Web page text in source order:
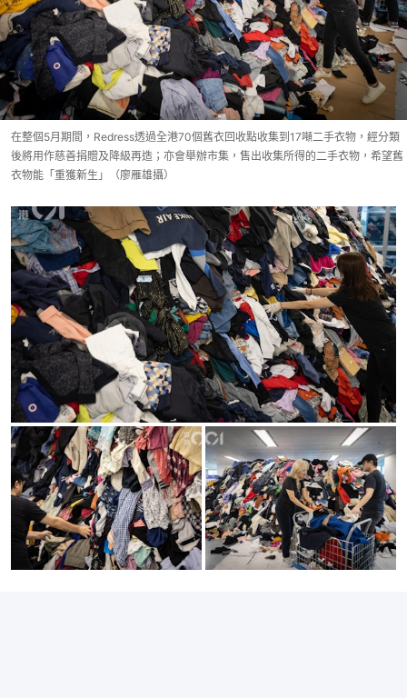
在整個5月期間，Redress透過全港70個舊衣回收點收集到17噸二手衣物，經分類
後將用作慈善捐贈及降級再造；亦會舉辦市集，售出收集所得的二手衣物，希望舊
衣物能「重獲新生」（廖雁雄攝）